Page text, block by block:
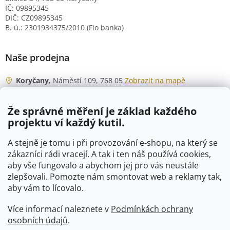
Že správné měření je základ každého
projektu ví každý kutil.
A stejně je tomu i při provozování e-shopu, na který se
zákazníci rádi vracejí. A tak i ten náš používá cookies,
aby vše fungovalo a abychom jej pro vás neustále
zlepšovali. Pomozte nám smontovat web a reklamy tak,
aby vám to lícovalo.
Více informací naleznete v Podmínkách ochrany
osobních údajů.
IČ: 09895345
DIČ: CZ09895345
B. ú.: 2301934375/2010 (Fio banka)
Naše prodejna
Koryčany, Náměstí 109, 768 05 Zobrazit na mapě
Po - Čt
06:00 - 07:00
07:30 - 15:30
Pá
06:00 - 07:00
07:30 - 15:00
So
07:00 - 10:00
Ne
zavřeno